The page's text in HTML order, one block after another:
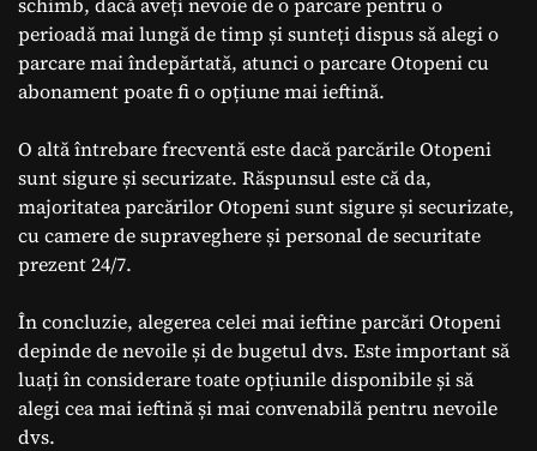
perioadă mai lungă de timp și sunteți dispus să alegi o
parcare mai îndepărtată, atunci o parcare Otopeni cu
abonament poate fi o opțiune mai ieftină.
O altă întrebare frecventă este dacă parcările Otopeni
sunt sigure și securizate. Răspunsul este că da,
majoritatea parcărilor Otopeni sunt sigure și securizate,
cu camere de supraveghere și personal de securitate
prezent 24/7.
În concluzie, alegerea celei mai ieftine parcări Otopeni
depinde de nevoile și de bugetul dvs. Este important să
luați în considerare toate opțiunile disponibile și să
alegi cea mai ieftină și mai convenabilă pentru nevoile
dvs.